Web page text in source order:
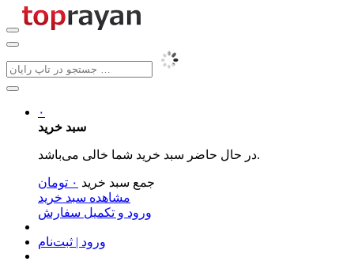
۰
سبد خرید
در حال حاضر سبد خرید شما خالی می‌باشد.
جمع سبد خرید ۰ تومان
مشاهده سبد خرید
ورود و تکمیل سفارش
ورود | ثبت‌نام